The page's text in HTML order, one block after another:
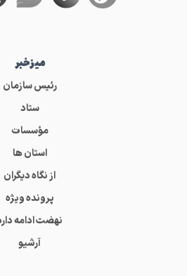
میز‌خبر
رئیس سازمان
ستاد
مؤسسات
استان ها
از نگاه دیگران
پرونده ویژه
نهضت ادامه
آرشیو